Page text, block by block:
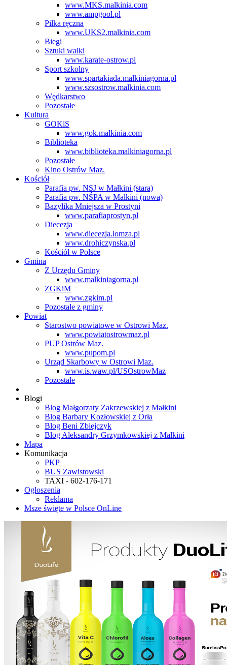
www.MKS.malkinia.com
www.ampgool.pl
Piłka ręczna
www.UKS2.malkinia.com
Biegi
Sztuki walki
www.karate-ostrow.pl
Sport szkolny
www.spartakiada.malkiniagorna.pl
www.szsostrow.malkinia.com
Wędkarstwo
Pozostałe
Kultura
GOKiS
www.gok.malkinia.com
Biblioteka
www.biblioteka.malkiniagorna.pl
Pozostałe
Kino Ostrów Maz.
Kościół
Parafia pw. NSJ w Małkini (stara)
Parafia pw. NŚPA w Małkini (nowa)
Bazylika Mniejsza w Prostyni
www.parafiaprostyn.pl
Diecezja
www.diecezja.lomza.pl
www.drohiczynska.pl
Kościół w Polsce
Gmina
Z Urzędu Gminy
www.malkiniagorna.pl
ZGKiM
www.zgkim.pl
Pozostałe z gminy
Powiat
Starostwo powiatowe w Ostrowi Maz.
www.powiatostrowmaz.pl
PUP Ostrów Maz.
www.pupom.pl
Urząd Skarbowy w Ostrowi Maz.
www.is.waw.pl/USOstrowMaz
Pozostałe
Blogi
Blog Małgorzaty Zakrzewskiej z Małkini
Blog Barbary Kozłowskiej z Orła
Blog Beni Zbiejczyk
Blog Aleksandry Grzymkowskiej z Małkini
Mapa
Komunikacja
PKP
BUS Zawistowski
TAXI - 602-176-171
Ogłoszenia
Reklama
Msze święte w Polsce OnLine